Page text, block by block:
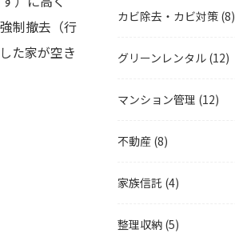
制撤去（行
た家が空き
カビ除去・カビ対策 (8)
グリーンレンタル (12)
マンション管理 (12)
不動産 (8)
家族信託 (4)
整理収納 (5)